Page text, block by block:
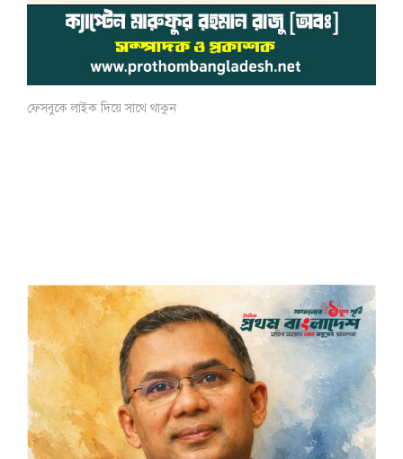
ফেসবুকে লাইক দিয়ে সাথে থাকুন